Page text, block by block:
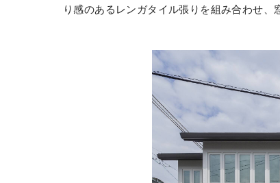
り感のあるレンガタイル張りを組み合わせ、